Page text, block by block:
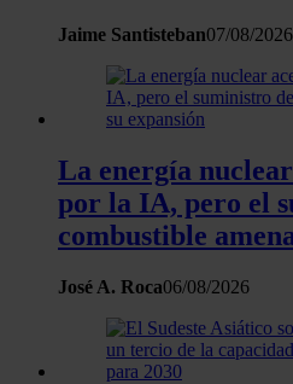
Jaime Santisteban07/08/2026
La energía
por la IA, pero el
combustible
José A. Roca06/08/2026